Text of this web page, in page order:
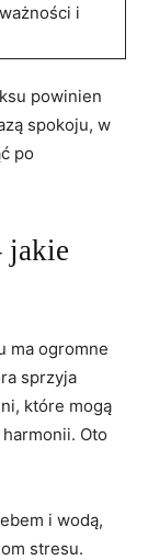
i
powinien
spokoju, w
po
jakie
ma ogromne
sprzyja
które mogą
Oto
i wodą,
stresu.